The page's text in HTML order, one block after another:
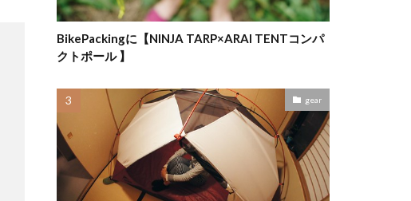
BikePackingに【NINJA TARP×ARAI TENTコンパ
クトポール 】
gear